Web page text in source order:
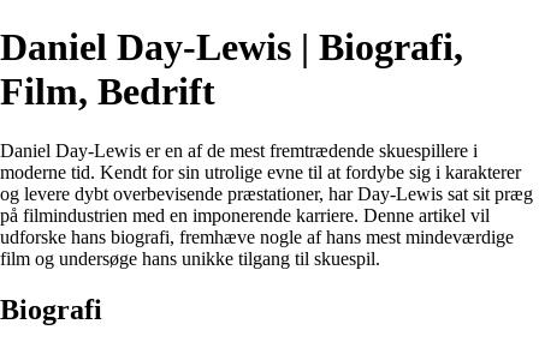
Daniel Day-Lewis | Biografi,
Film, Bedrift
Daniel Day-Lewis er en af de mest fremtrædende skuespillere i
moderne tid. Kendt for sin utrolige evne til at fordybe sig i karakterer
og levere dybt overbevisende præstationer, har Day-Lewis sat sit præg
på filmindustrien med en imponerende karriere. Denne artikel vil
udforske hans biografi, fremhæve nogle af hans mest mindeværdige
film og undersøge hans unikke tilgang til skuespil.
Biografi